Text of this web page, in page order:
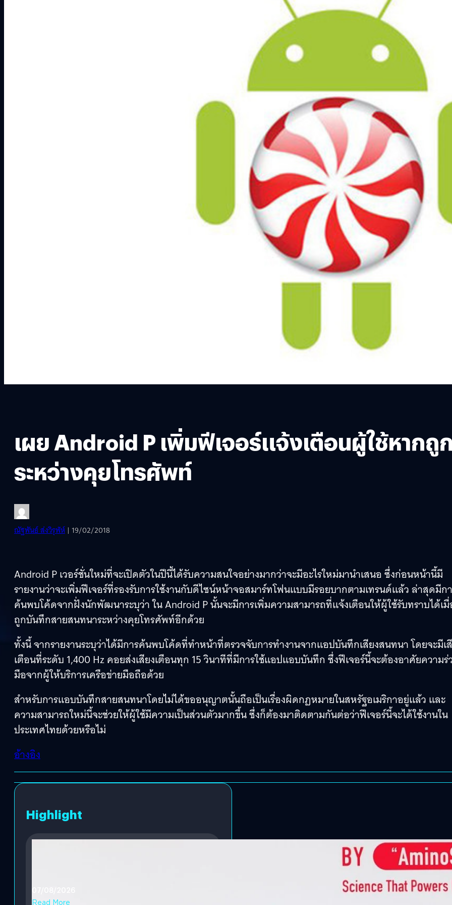
เผย Android P เพิ่มฟีเจอร์แจ้งเตือนผู้ใช้หาก
ระหว่างคุยโทรศัพท์
ณัฐพันธ์ ส่งวิรุฬห์ | 19/02/2018
Android P เวอร์ชั่นใหม่ที่จะเปิดตัวในปีนี้ได้รับความสนใจอย่างมากว่าจะมีอะไรใหม่มานำเสนอ ซึ่งก่อนหน้านี้มี
รายงานว่าจะเพิ่มฟีเจอร์ที่รองรับการใช้งานกับดีไซน์หน้าจอสมาร์ทโฟนแบบมีรอยบากตามเทรนด์แล้ว ล่าสุดมีก
ค้นพบโค้ดจากฝั่งนักพัฒนาระบุว่า ใน Android P นั้นจะมีการเพิ่มความสามารถที่แจ้งเตือนให้ผู้ใช้รับทราบได้เ
ถูกบันทึกสายสนทนาระหว่างคุยโทรศัพท์อีกด้วย
ทั้งนี้ จากรายงานระบุว่าได้มีการค้นพบโค้ดที่ทำหน้าที่ตรวจจับการทำงานจากแอปบันทึกเสียงสนทนา โดยจะมีเ
เตือนที่ระดับ 1,400 Hz คอยส่งเสียงเตือนทุก 15 วินาทีที่มีการใช้แอปแอบบันทึก ซึ่งฟีเจอร์นี้จะต้องอาศัยความร่
มือจากผู้ให้บริการเครือข่ายมือถือด้วย
สำหรับการแอบบันทึกสายสนทนาโดยไม่ได้ขออนุญาตนั้นถือเป็นเรื่องผิดกฏหมายในสหรัฐอเมริกาอยู่แล้ว และ
ความสามารถใหม่นี้จะช่วยให้ผู้ใช้มีความเป็นส่วนตัวมากขึ้น ซึ่งก็ต้องมาติดตามกันต่อว่าฟีเจอร์นี้จะได้ใช้งานใน
ประเทศไทยด้วยหรือไม่
อ้างอิง
Highlight
Read More